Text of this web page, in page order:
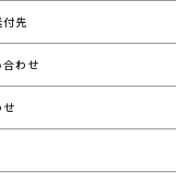
先
わせ